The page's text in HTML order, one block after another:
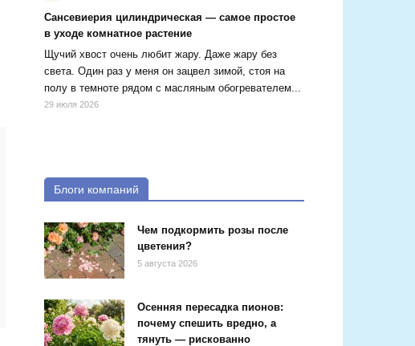
Сансевиерия цилиндрическая — самое простое
в уходе комнатное растение
Щучий хвост очень любит жару. Даже жару без
света. Один раз у меня он зацвел зимой, стоя на
полу в темноте рядом с масляным обогревателем...
29 июля 2026
Блоги компаний
Чем подкормить розы после
цветения?
5 августа 2026
Осенняя пересадка пионов:
почему спешить вредно, а
тянуть — рискованно